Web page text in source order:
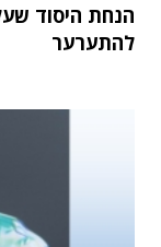
הנחת היסוד
להתערער